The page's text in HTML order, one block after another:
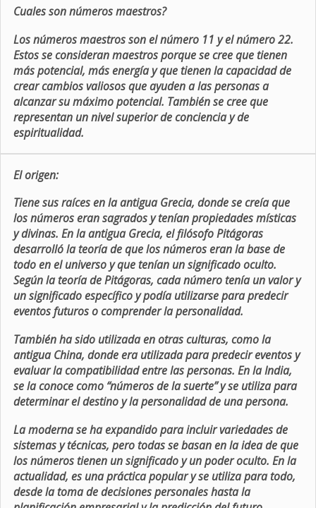
Cuales son números maestros?
Los números maestros son el número 11 y el número 22.
Estos se consideran maestros porque se cree que tienen
más potencial, más energía y que tienen la capacidad de
crear cambios valiosos que ayuden a las personas a
alcanzar su máximo potencial. También se cree que
representan un nivel superior de conciencia y de
espiritualidad.
El origen:
Tiene sus raíces en la antigua Grecia, donde se creía que
los números eran sagrados y tenían propiedades místicas
y divinas. En la antigua Grecia, el filósofo Pitágoras
desarrolló la teoría de que los números eran la base de
todo en el universo y que tenían un significado oculto.
Según la teoría de Pitágoras, cada número tenía un valor y
un significado específico y podía utilizarse para predecir
eventos futuros o comprender la personalidad.
También ha sido utilizada en otras culturas, como la
antigua China, donde era utilizada para predecir eventos y
evaluar la compatibilidad entre las personas. En la India,
se la conoce como “números de la suerte” y se utiliza para
determinar el destino y la personalidad de una persona.
La moderna se ha expandido para incluir variedades de
sistemas y técnicas, pero todas se basan en la idea de que
los números tienen un significado y un poder oculto. En la
actualidad, es una práctica popular y se utiliza para todo,
desde la toma de decisiones personales hasta la